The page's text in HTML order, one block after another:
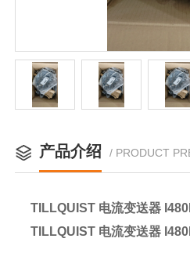
产品介绍 / PRODUCT
TILLQUIST 电流变送器
TILLQUIST 电流变送器